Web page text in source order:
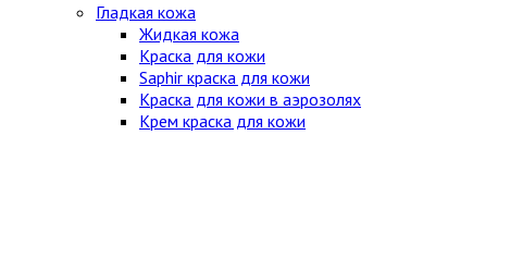
Гладкая кожа
Жидкая кожа
Краска для кожи
Saphir краска для кожи
Краска для кожи в аэрозолях
Крем краска для кожи